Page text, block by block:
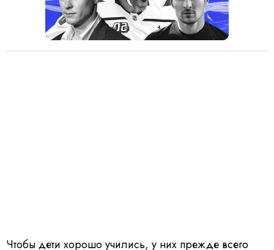
Чтобы дети хорошо учились, у них прежде всего